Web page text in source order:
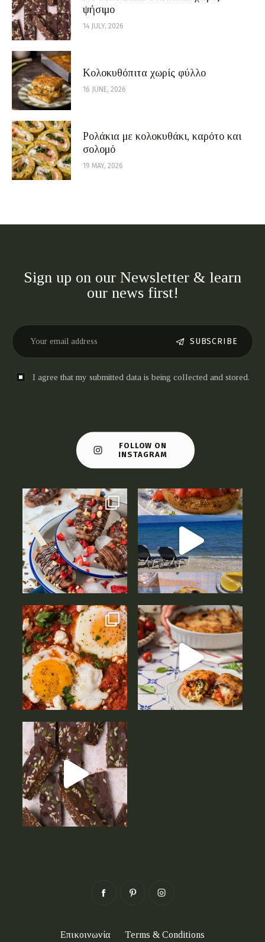
ψήσιμο
14 JULY, 2026
Κολοκυθόπιτα χωρίς φύλλο
16 JUNE, 2026
Ρολάκια με κολοκυθάκι, καρότο και
σολομό
19 MAY, 2026
Sign up on our Newsletter & learn
our news first!
SUBSCRIBE
I agree that my submitted data is being collected and stored.
FOLLOW ON
INSTAGRAM
Επικοινωνία Terms & Conditions